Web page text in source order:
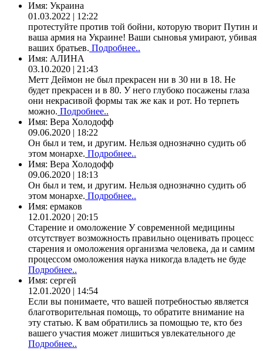
Имя: Украина
01.03.2022 | 12:22
протестуйте против той бойни, которую творит Путин и
ваша армия на Украине! Ваши сыновья умирают, убивая
ваших братьев. Подробнее..
Имя: АЛИНА
03.10.2020 | 21:43
Метт Деймон не был прекрасен ни в 30 ни в 18. Не
будет прекрасен и в 80. У него глубоко посажены глаза
они некрасивой формы так же как и рот. Но терпеть
можно. Подробнее..
Имя: Вера Холодофф
09.06.2020 | 18:22
Он был и тем, и другим. Нельзя однозначно судить об
этом монархе. Подробнее..
Имя: Вера Холодофф
09.06.2020 | 18:13
Он был и тем, и другим. Нельзя однозначно судить об
этом монархе. Подробнее..
Имя: ермаков
12.01.2020 | 20:15
Старение и омоложение У современной медицины
отсутствует возможность правильно оценивать процесс
старения и омоложения организма человека, да и самим
процессом омоложения наука никогда владеть не буде
Подробнее..
Имя: сергей
12.01.2020 | 14:54
Если вы понимаете, что вашей потребностью является
благотворительная помощь, то обратите внимание на
эту статью. К вам обратились за помощью те, кто без
вашего участия может лишиться увлекательного де
Подробнее..